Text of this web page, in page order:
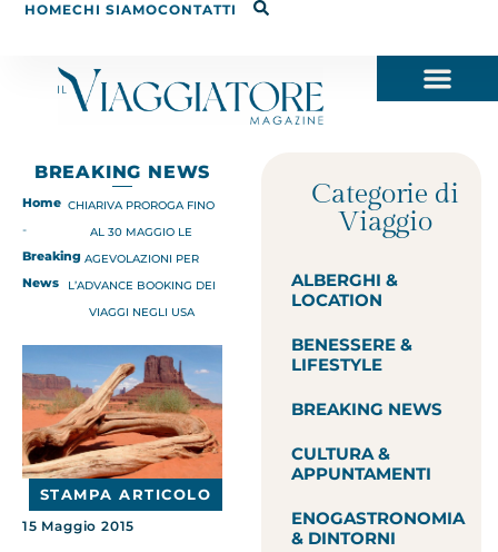
HOMECHI SIAMOCONTATTI
BREAKING NEWS
Home
-
Breaking
News
CHIARIVA PROROGA FINO
AL 30 MAGGIO LE
AGEVOLAZIONI PER
L’ADVANCE BOOKING DEI
VIAGGI NEGLI USA
STAMPA ARTICOLO
15 Maggio 2015
Categorie di
Viaggio
ALBERGHI &
LOCATION
BENESSERE &
LIFESTYLE
BREAKING NEWS
CULTURA &
APPUNTAMENTI
ENOGASTRONOMIA
& DINTORNI